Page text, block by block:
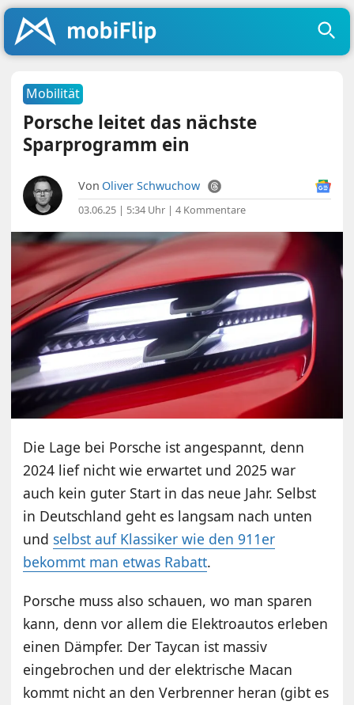
Mobilität
Porsche leitet das nächste
Sparprogramm ein
Von Oliver Schwuchow
03.06.25 | 5:34 Uhr |4 Kommentare
Die Lage bei Porsche ist angespannt, denn
2024 lief nicht wie erwartet und 2025 war
auch kein guter Start in das neue Jahr. Selbst
in Deutschland geht es langsam nach unten
und selbst auf Klassiker wie den 911er
bekommt man etwas Rabatt.
Porsche muss also schauen, wo man sparen
kann, denn vor allem die Elektroautos erleben
einen Dämpfer. Der Taycan ist massiv
eingebrochen und der elektrische Macan
kommt nicht an den Verbrenner heran (gibt es